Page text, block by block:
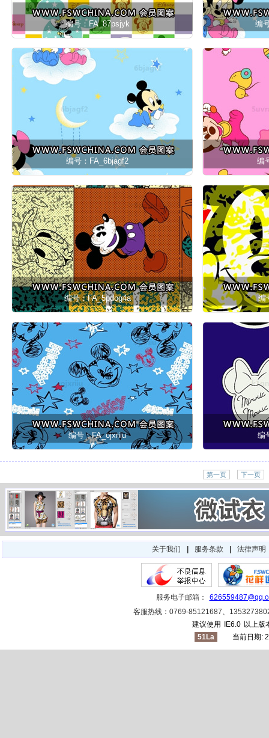
编号：FA_87psjyk 编
编号：FA_6bjagf2 编
编号：FA_5pdog4a 编
编号：FA_ojxriiu 编
第一页 下一页
关于我们 服务条款 法律声明
服务电子邮箱：
客服热线：0769-85121687、
建议使用
IE6.0 以上版
51La
当前日期: